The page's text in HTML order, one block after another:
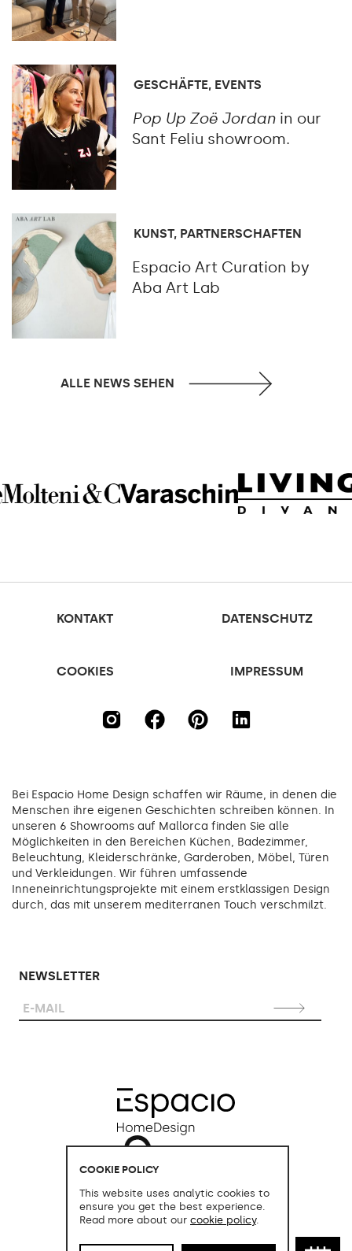
GESCHÄFTE, EVENTS
Pop Up Zoë Jordanin our
Sant Feliu showroom.
KUNST, PARTNERSCHAFTEN
Espacio Art Curation by
Aba Art Lab
ALLE NEWS SEHEN
KONTAKT DATENSCHUTZ
COOKIES IMPRESSUM
Bei Espacio Home Design schaffen wir Räume, in denen die
Menschen ihre eigenen Geschichten schreiben können. In
unseren 6 Showrooms auf Mallorca finden Sie alle
Möglichkeiten in den Bereichen Küchen, Badezimmer,
Beleuchtung, Kleiderschränke, Garderoben, Möbel, Türen
und Verkleidungen. Wir führen umfassende
Inneneinrichtungsprojekte mit einem erstklassigen Design
durch, das mit unserem mediterranen Touch verschmilzt.
NEWSLETTER
COOKIE POLICY
This website uses analytic cookies to
ensure you get the best experience.
Read more about our cookie policy.